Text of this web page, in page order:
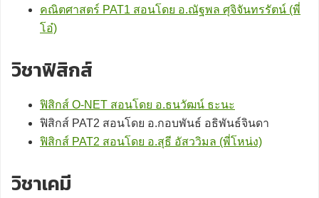
คณิตศาสตร์ PAT1 สอนโดย อ.ณัฐพล ศุจิจันทรรัตน์ (พี่
โอ๋)
วิชาฟิสิกส์
ฟิสิกส์ O-NET สอนโดย อ.ธนวัฒน์ ธะนะ
ฟิสิกส์ PAT2 สอนโดย อ.กอบพันธ์ อธิพันธ์จินดา
ฟิสิกส์ PAT2 สอนโดย อ.สุธี อัสววิมล (พี่โหน่ง)
วิชาเคมี